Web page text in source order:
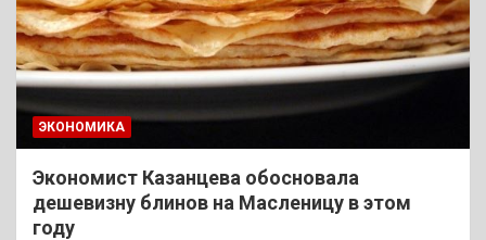
ЭКОНОМИКА
Экономист Казанцева обосновала
дешевизну блинов на Масленицу в этом
году